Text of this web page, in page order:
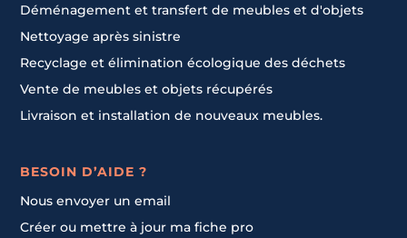
Déménagement et transfert de meubles et d'objets
Nettoyage après sinistre
Recyclage et élimination écologique des déchets
Vente de meubles et objets récupérés
Livraison et installation de nouveaux meubles.
BESOIN D’AIDE ?
Nous envoyer un email
Créer ou mettre à jour ma fiche pro